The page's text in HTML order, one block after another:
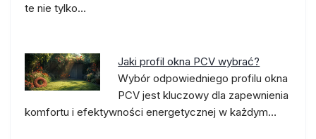
te nie tylko…
Jaki profil okna PCV wybrać?
Wybór odpowiedniego profilu okna
PCV jest kluczowy dla zapewnienia
komfortu i efektywności energetycznej w każdym…